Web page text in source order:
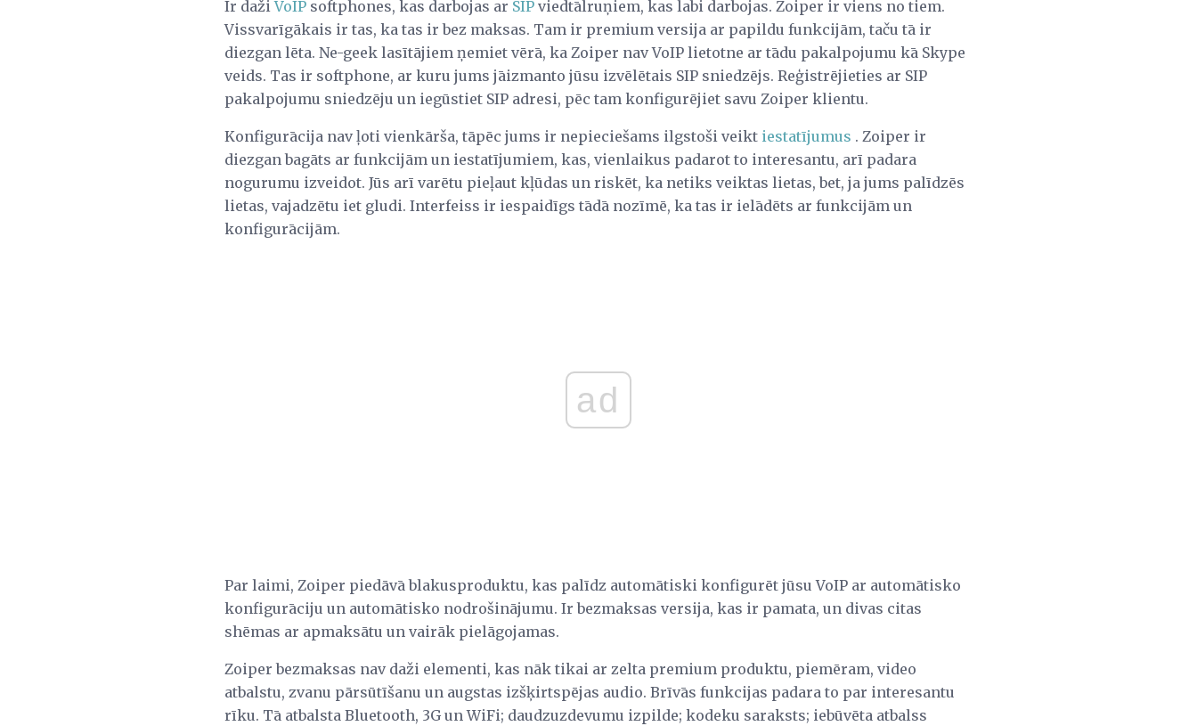
Ir dažiVoIP softphones, kas darbojas ar SIP viedtālruņiem, kas labi darbojas. Zoiper ir viens no tiem.
Vissvarīgākais ir tas, ka tas ir bez maksas. Tam ir premium versija ar papildu funkcijām, taču tā ir
diezgan lēta. Ne-geek lasītājiem ņemiet vērā, ka Zoiper nav VoIP lietotne ar tādu pakalpojumu kā Skype
veids. Tas ir softphone, ar kuru jums jāizmanto jūsu izvēlētais SIP sniedzējs. Reģistrējieties ar SIP
pakalpojumu sniedzēju un iegūstiet SIP adresi, pēc tam konfigurējiet savu Zoiper klientu.
Konfigurācija nav ļoti vienkārša, tāpēc jums ir nepieciešams ilgstoši veikt iestatījumus . Zoiper ir
diezgan bagāts ar funkcijām un iestatījumiem, kas, vienlaikus padarot to interesantu, arī padara
nogurumu izveidot. Jūs arī varētu pieļaut kļūdas un riskēt, ka netiks veiktas lietas, bet, ja jums palīdzēs
lietas, vajadzētu iet gludi. Interfeiss ir iespaidīgs tādā nozīmē, ka tas ir ielādēts ar funkcijām un
konfigurācijām.
ad
Par laimi, Zoiper piedāvā blakusproduktu, kas palīdz automātiski konfigurēt jūsu VoIP ar automātisko
konfigurāciju un automātisko nodrošinājumu. Ir bezmaksas versija, kas ir pamata, un divas citas
shēmas ar apmaksātu un vairāk pielāgojamas.
Zoiper bezmaksas nav daži elementi, kas nāk tikai ar zelta premium produktu, piemēram, video
atbalstu, zvanu pārsūtīšanu un augstas izšķirtspējas audio. Brīvās funkcijas padara to par interesantu
rīku. Tā atbalsta Bluetooth, 3G un WiFi; daudzuzdevumu izpilde; kodeku saraksts; iebūvēta atbalss